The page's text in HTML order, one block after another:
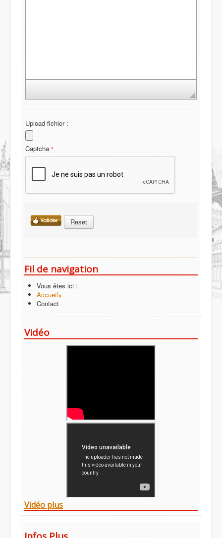
Upload fichier :
Captcha *
Fil de navigation
Vous êtes ici :
Accueil
Contact
Vidéo
Vidéo plus